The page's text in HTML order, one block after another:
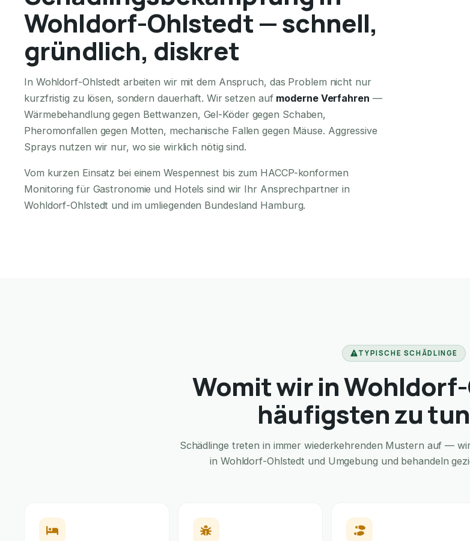
Wohldorf-Ohlstedt — schnell,
gründlich, diskret
In Wohldorf-Ohlstedt arbeiten wir mit dem Anspruch, das Problem nicht nur
kurzfristig zu lösen, sondern dauerhaft. Wir setzen auf moderne Verfahren —
Wärmebehandlung gegen Bettwanzen, Gel-Köder gegen Schaben,
Pheromonfallen gegen Motten, mechanische Fallen gegen Mäuse. Aggressive
Sprays nutzen wir nur, wo sie wirklich nötig sind.
Vom kurzen Einsatz bei einem Wespennest bis zum HACCP-konformen
Monitoring für Gastronomie und Hotels sind wir Ihr Ansprechpartner in
Wohldorf-Ohlstedt und im umliegenden Bundesland Hamburg.
TYPISCHE SCHÄDLINGE
Womit wir in
häufigsten zu
Schädlinge treten in immer wiederkehrenden Mustern auf —
in Wohldorf-Ohlstedt und Umgebung und behandeln